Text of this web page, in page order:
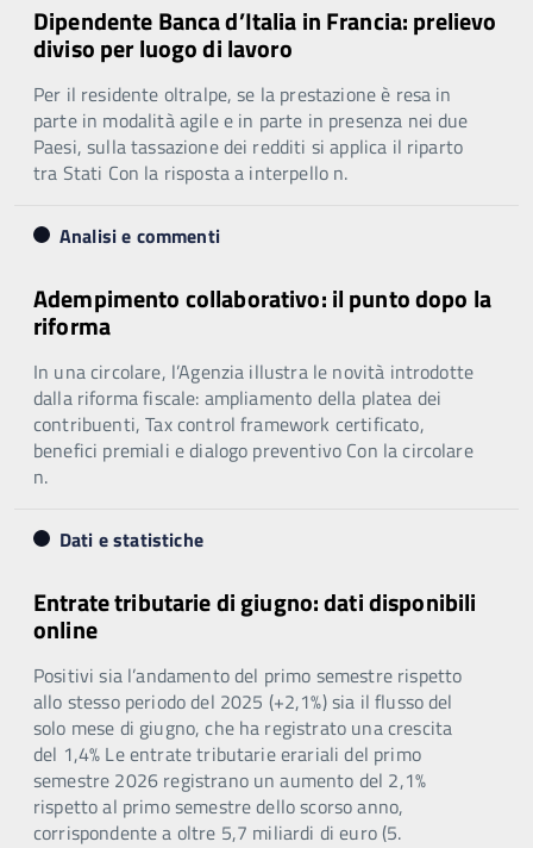
Dipendente Banca d’Italia in Francia: prelievo
diviso per luogo di lavoro
Per il residente oltralpe, se la prestazione è resa in
parte in modalità agile e in parte in presenza nei due
Paesi, sulla tassazione dei redditi si applica il riparto
tra Stati Con la risposta a interpello n.
Analisi e commenti
Adempimento collaborativo: il punto dopo la
riforma
In una circolare, l’Agenzia illustra le novità introdotte
dalla riforma fiscale: ampliamento della platea dei
contribuenti, Tax control framework certificato,
benefici premiali e dialogo preventivo Con la circolare
n.
Dati e statistiche
Entrate tributarie di giugno: dati disponibili
online
Positivi sia l’andamento del primo semestre rispetto
allo stesso periodo del 2025 (+2,1%) sia il flusso del
solo mese di giugno, che ha registrato una crescita
del 1,4% Le entrate tributarie erariali del primo
semestre 2026 registrano un aumento del 2,1%
rispetto al primo semestre dello scorso anno,
corrispondente a oltre 5,7 miliardi di euro (5.